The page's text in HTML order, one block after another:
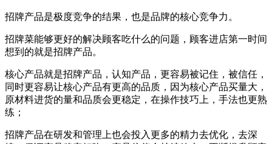
招牌产品是极度竞争的结果，也是品牌的核心竞争力。
招牌菜能够更好的解决顾客吃什么的问题，顾客进店第一时间
想到的就是招牌产品。
核心产品就是招牌产品，认知产品，更容易被记住，被信任，
同时更容易让核心产品有更高的品质，因为核心产品买量大，
原材料进货的量和品质会更稳定，在操作技巧上，手法也更熟
练；
招牌产品在研发和管理上也会投入更多的精力去优化，去深